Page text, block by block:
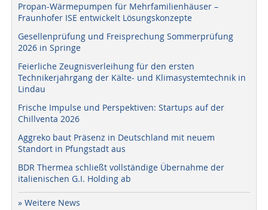
Propan-Wärmepumpen für Mehrfamilienhäuser –
Fraunhofer ISE entwickelt Lösungskonzepte
Gesellenprüfung und Freisprechung Sommerprüfung
2026 in Springe
Feierliche Zeugnisverleihung für den ersten
Technikerjahrgang der Kälte- und Klimasystemtechnik in
Lindau
Frische Impulse und Perspektiven: Startups auf der
Chillventa 2026
Aggreko baut Präsenz in Deutschland mit neuem
Standort in Pfungstadt aus
BDR Thermea schließt vollständige Übernahme der
italienischen G.I. Holding ab
» Weitere News